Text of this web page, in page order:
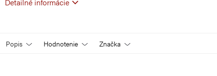
Popis Hodnotenie Značka